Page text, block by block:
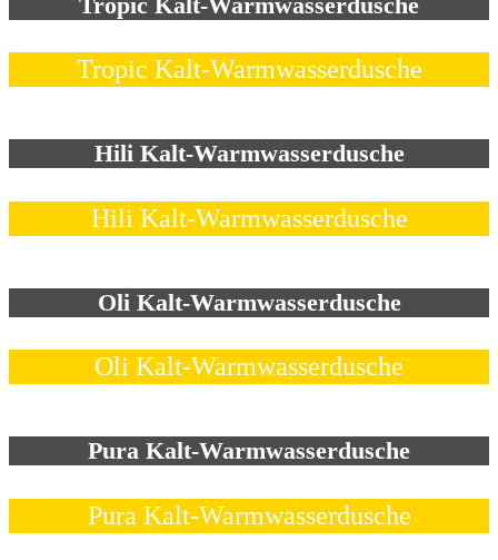
Tropic Kalt-Warmwasserdusche
Hili Kalt-Warmwasserdusche
Hili Kalt-Warmwasserdusche
Oli Kalt-Warmwasserdusche
Oli Kalt-Warmwasserdusche
Pura Kalt-Warmwasserdusche
Pura Kalt-Warmwasserdusche